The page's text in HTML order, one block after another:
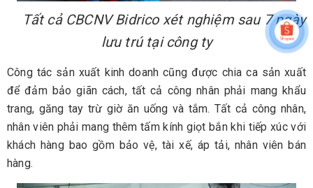
Tất cả CBCNV Bidrico xét nghiệm sau 7 ngày
lưu trú tại công ty
Công tác sản xuất kinh doanh cũng được chia ca sản xuất
để đảm bảo giãn cách, tất cả công nhân phải mang khẩu
trang, găng tay trừ giờ ăn uống và tắm. Tất cả công nhân,
nhân viên phải mang thêm tấm kính giọt bắn khi tiếp xúc với
khách hàng bao gồm bảo vệ, tài xế, áp tải, nhân viên bán
hàng.